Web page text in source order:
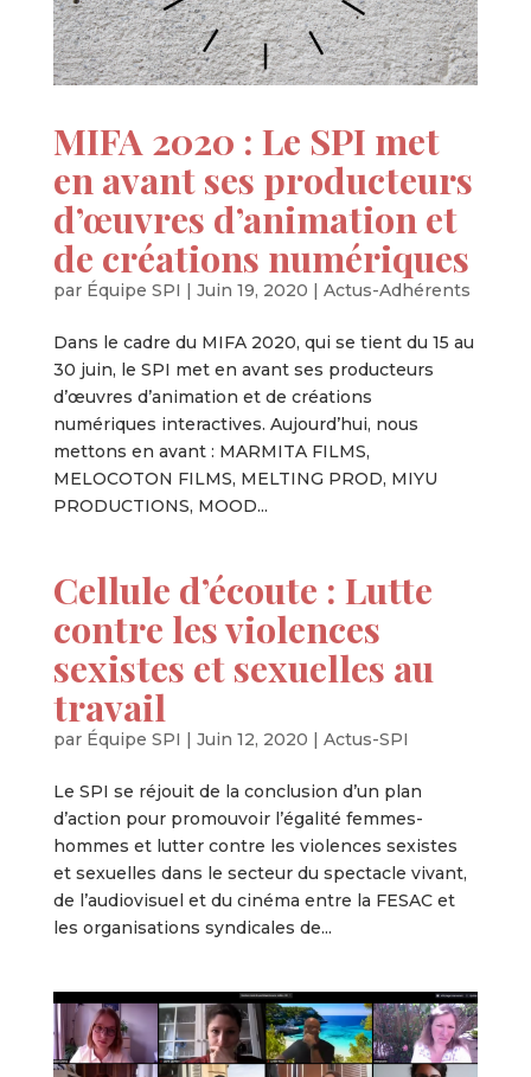
MIFA 2020 : Le SPI met
en avant ses producteurs
d’œuvres d’animation et
de créations numériques
par Équipe SPI Juin 19, 2020 Actus-Adhérents
Dans le cadre du MIFA 2020, qui se tient du 15 au
30 juin, le SPI met en avant ses producteurs
d’œuvres d’animation et de créations
numériques interactives. Aujourd’hui, nous
mettons en avant : MARMITA FILMS,
MELOCOTON FILMS, MELTING PROD, MIYU
PRODUCTIONS, MOOD...
Cellule d’écoute : Lutte
contre les violences
sexistes et sexuelles au
travail
par Équipe SPI Juin 12, 2020 Actus-SPI
Le SPI se réjouit de la conclusion d’un plan
d’action pour promouvoir l’égalité femmes-
hommes et lutter contre les violences sexistes
et sexuelles dans le secteur du spectacle vivant,
de l’audiovisuel et du cinéma entre la FESAC et
les organisations syndicales de...